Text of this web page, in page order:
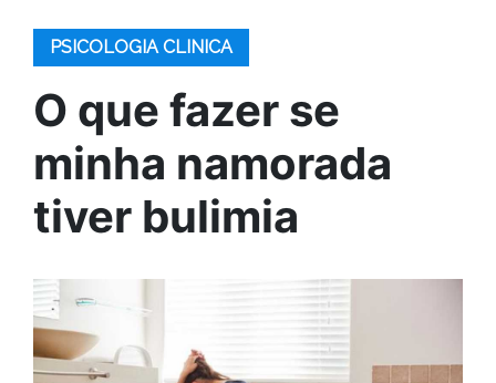
PSICOLOGIA CLINICA
O que fazer se
minha namorada
tiver bulimia